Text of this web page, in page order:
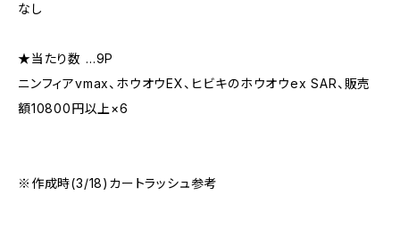
なし
★当たり数 …9P
ニンフィアvmax、ホウオウEX、ヒビキのホウオウex SAR、販売
額10800円以上×6
※作成時(3/18)カートラッシュ参考